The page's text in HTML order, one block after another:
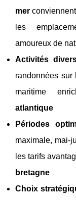
mer
les
amoureux de
Activités
randonnées sur
maritime
atlantique
Périodes
maximale, mai-
les tarifs
bretagne
Choix